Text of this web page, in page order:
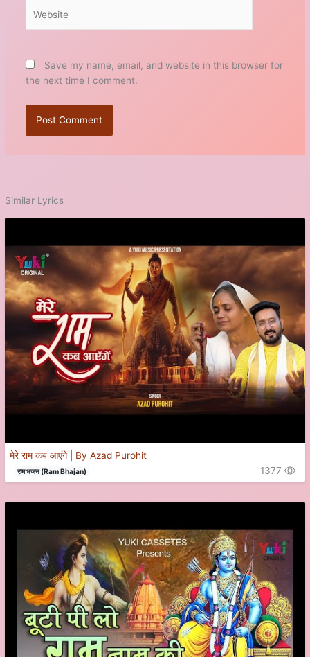
Save my name, email, and website in this browser for
the next time I comment.
Similar Lyrics
मेरे राम कब आएंगे | By Azad Purohit
राम भजन (Ram Bhajan) 1377